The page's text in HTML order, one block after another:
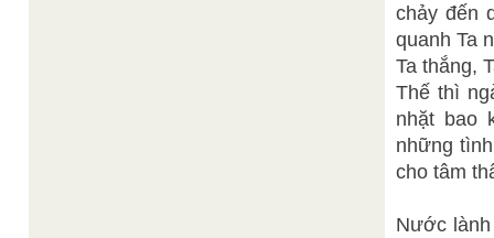
chảy đến
quanh Ta
Ta thắng,
Thế thì
nhặt bao
những
cho tâm
Nước